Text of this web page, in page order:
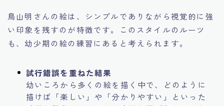
鳥山明さんの絵は、シンプルでありながら視覚的に強
い印象を残すのが特徴です。このスタイルのルーツ
も、幼少期の絵の練習にあると考えられます。
試行錯誤を重ねた結果
幼いころから多くの絵を描く中で、どのように
描けば「楽しい」や「分かりやすい」といった